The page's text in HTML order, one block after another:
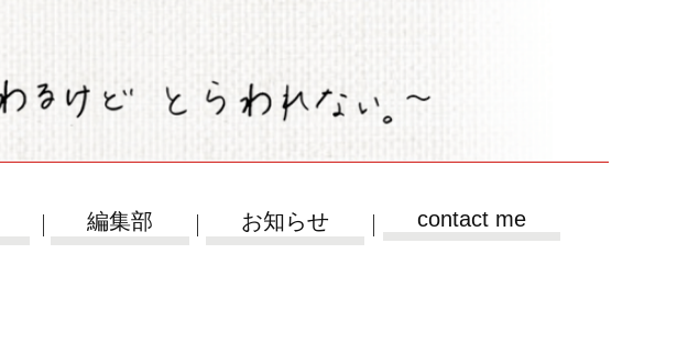
編集部 お知らせ contact me